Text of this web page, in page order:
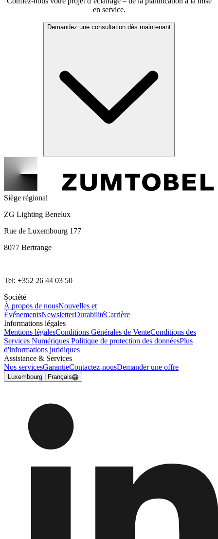
en service.
Demandez une consultation dès maintenant
Siège régional
ZG Lighting Benelux
Rue de Luxembourg 177
8077 Bertrange
Tel: +352 26 44 03 50
Société
À propos de nousNouvelles et
ÉvénementsNewsletterDurabilitéCarrière
Informations légales
Mentions légalesConditions Générales de VenteConditions des
Services Numériques Politique de protection des donnéesPlus
d'informations juridiques
Assistance & Services
Nos servicesGarantieContactez-nousDemander une offre
Luxembourg | Français